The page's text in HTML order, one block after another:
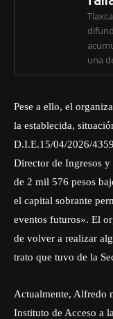
una
Pese a ello, el
la establecida,
D.I.E.15/04/2026/
Director de Ingresos
de 2 mil 576 pesos
el capital sobrante
eventos futuros». El
de volver a realizar
trato que tuvo de la
Actualmente, Alfredo
Instituto de Acceso a